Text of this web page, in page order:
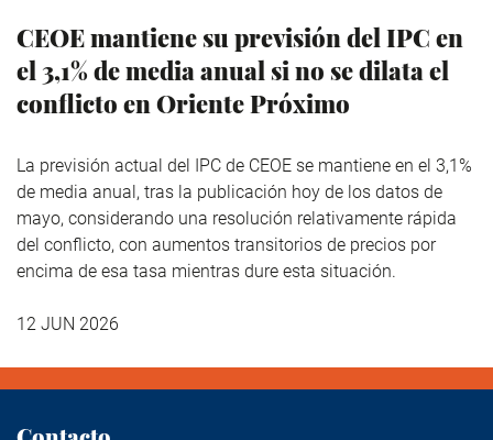
CEOE mantiene su previsión del IPC en
el 3,1% de media anual si no se dilata el
conflicto en Oriente Próximo
La previsión actual del IPC de CEOE se mantiene en el 3,1%
de media anual, tras la publicación hoy de los datos de
mayo, considerando una resolución relativamente rápida
del conflicto, con aumentos transitorios de precios por
encima de esa tasa mientras dure esta situación.
12 JUN 2026